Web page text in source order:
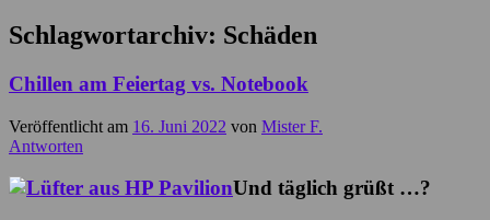
Schlagwortarchiv: Schäden
Chillen am Feiertag vs. Notebook
Veröffentlicht am 16. Juni 2022 von Mister F.
Antworten
Und täglich grüßt …?